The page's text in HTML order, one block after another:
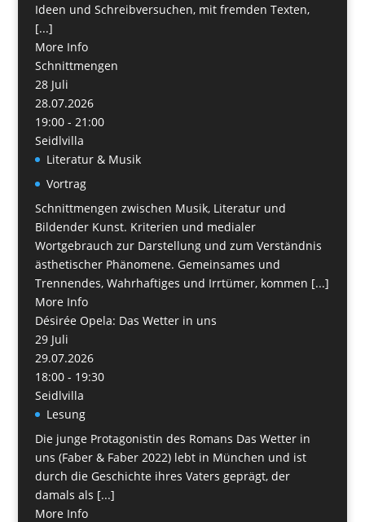
Ideen und Schreibversuchen, mit fremden Texten,
[...]
More Info
Schnittmengen
28 Juli
28.07.2026
19:00 - 21:00
Seidlvilla
Literatur & Musik
Vortrag
Schnittmengen zwischen Musik, Literatur und
Bildender Kunst. Kriterien und medialer
Wortgebrauch zur Darstellung und zum Verständnis
ästhetischer Phänomene. Gemeinsames und
Trennendes, Wahrhaftiges und Irrtümer, kommen [...]
More Info
Désirée Opela: Das Wetter in uns
29 Juli
29.07.2026
18:00 - 19:30
Seidlvilla
Lesung
Die junge Protagonistin des Romans Das Wetter in
uns (Faber & Faber 2022) lebt in München und ist
durch die Geschichte ihres Vaters geprägt, der
damals als [...]
More Info